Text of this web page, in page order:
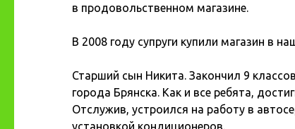
в продовольственном магазине.
В 2008 году супруги купили магазин в
Старший сын Никита. Закончил 9
города Брянска. Как и все ребята,
Отслужив, устроился на работу в
установкой кондиционеров.